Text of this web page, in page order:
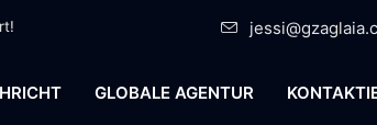
GLOBALE AGENTUR